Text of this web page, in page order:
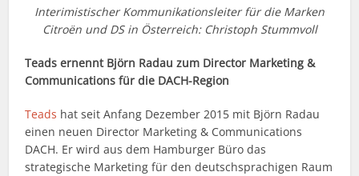
Interimistischer Kommunikationsleiter für die Marken
Citroën und DS in Österreich: Christoph Stummvoll
Teads ernennt Björn Radau zum Director Marketing &
Communications für die DACH-Region
Teads hat seit Anfang Dezember 2015 mit Björn Radau
einen neuen Director Marketing & Communications
DACH. Er wird aus dem Hamburger Büro das
strategische Marketing für den deutschsprachigen Raum